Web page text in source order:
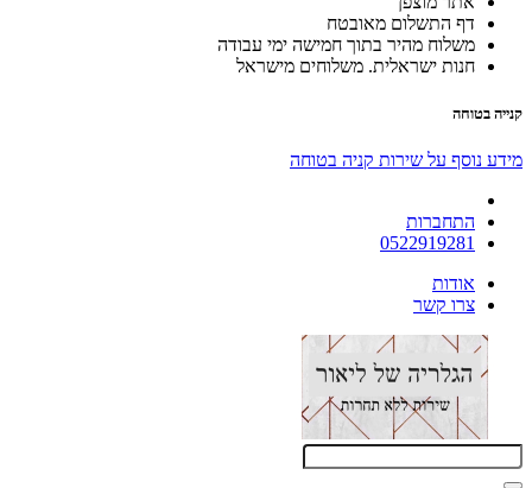
דף התשלום מאובטח
משלוח מהיר בתוך חמישה ימי עבודה
חנות ישראלית. משלוחים מישראל
קנייה בטוחה
מידע נוסף על שירות קניה בטוחה
התחברות
0522919281
אודות
צרו קשר